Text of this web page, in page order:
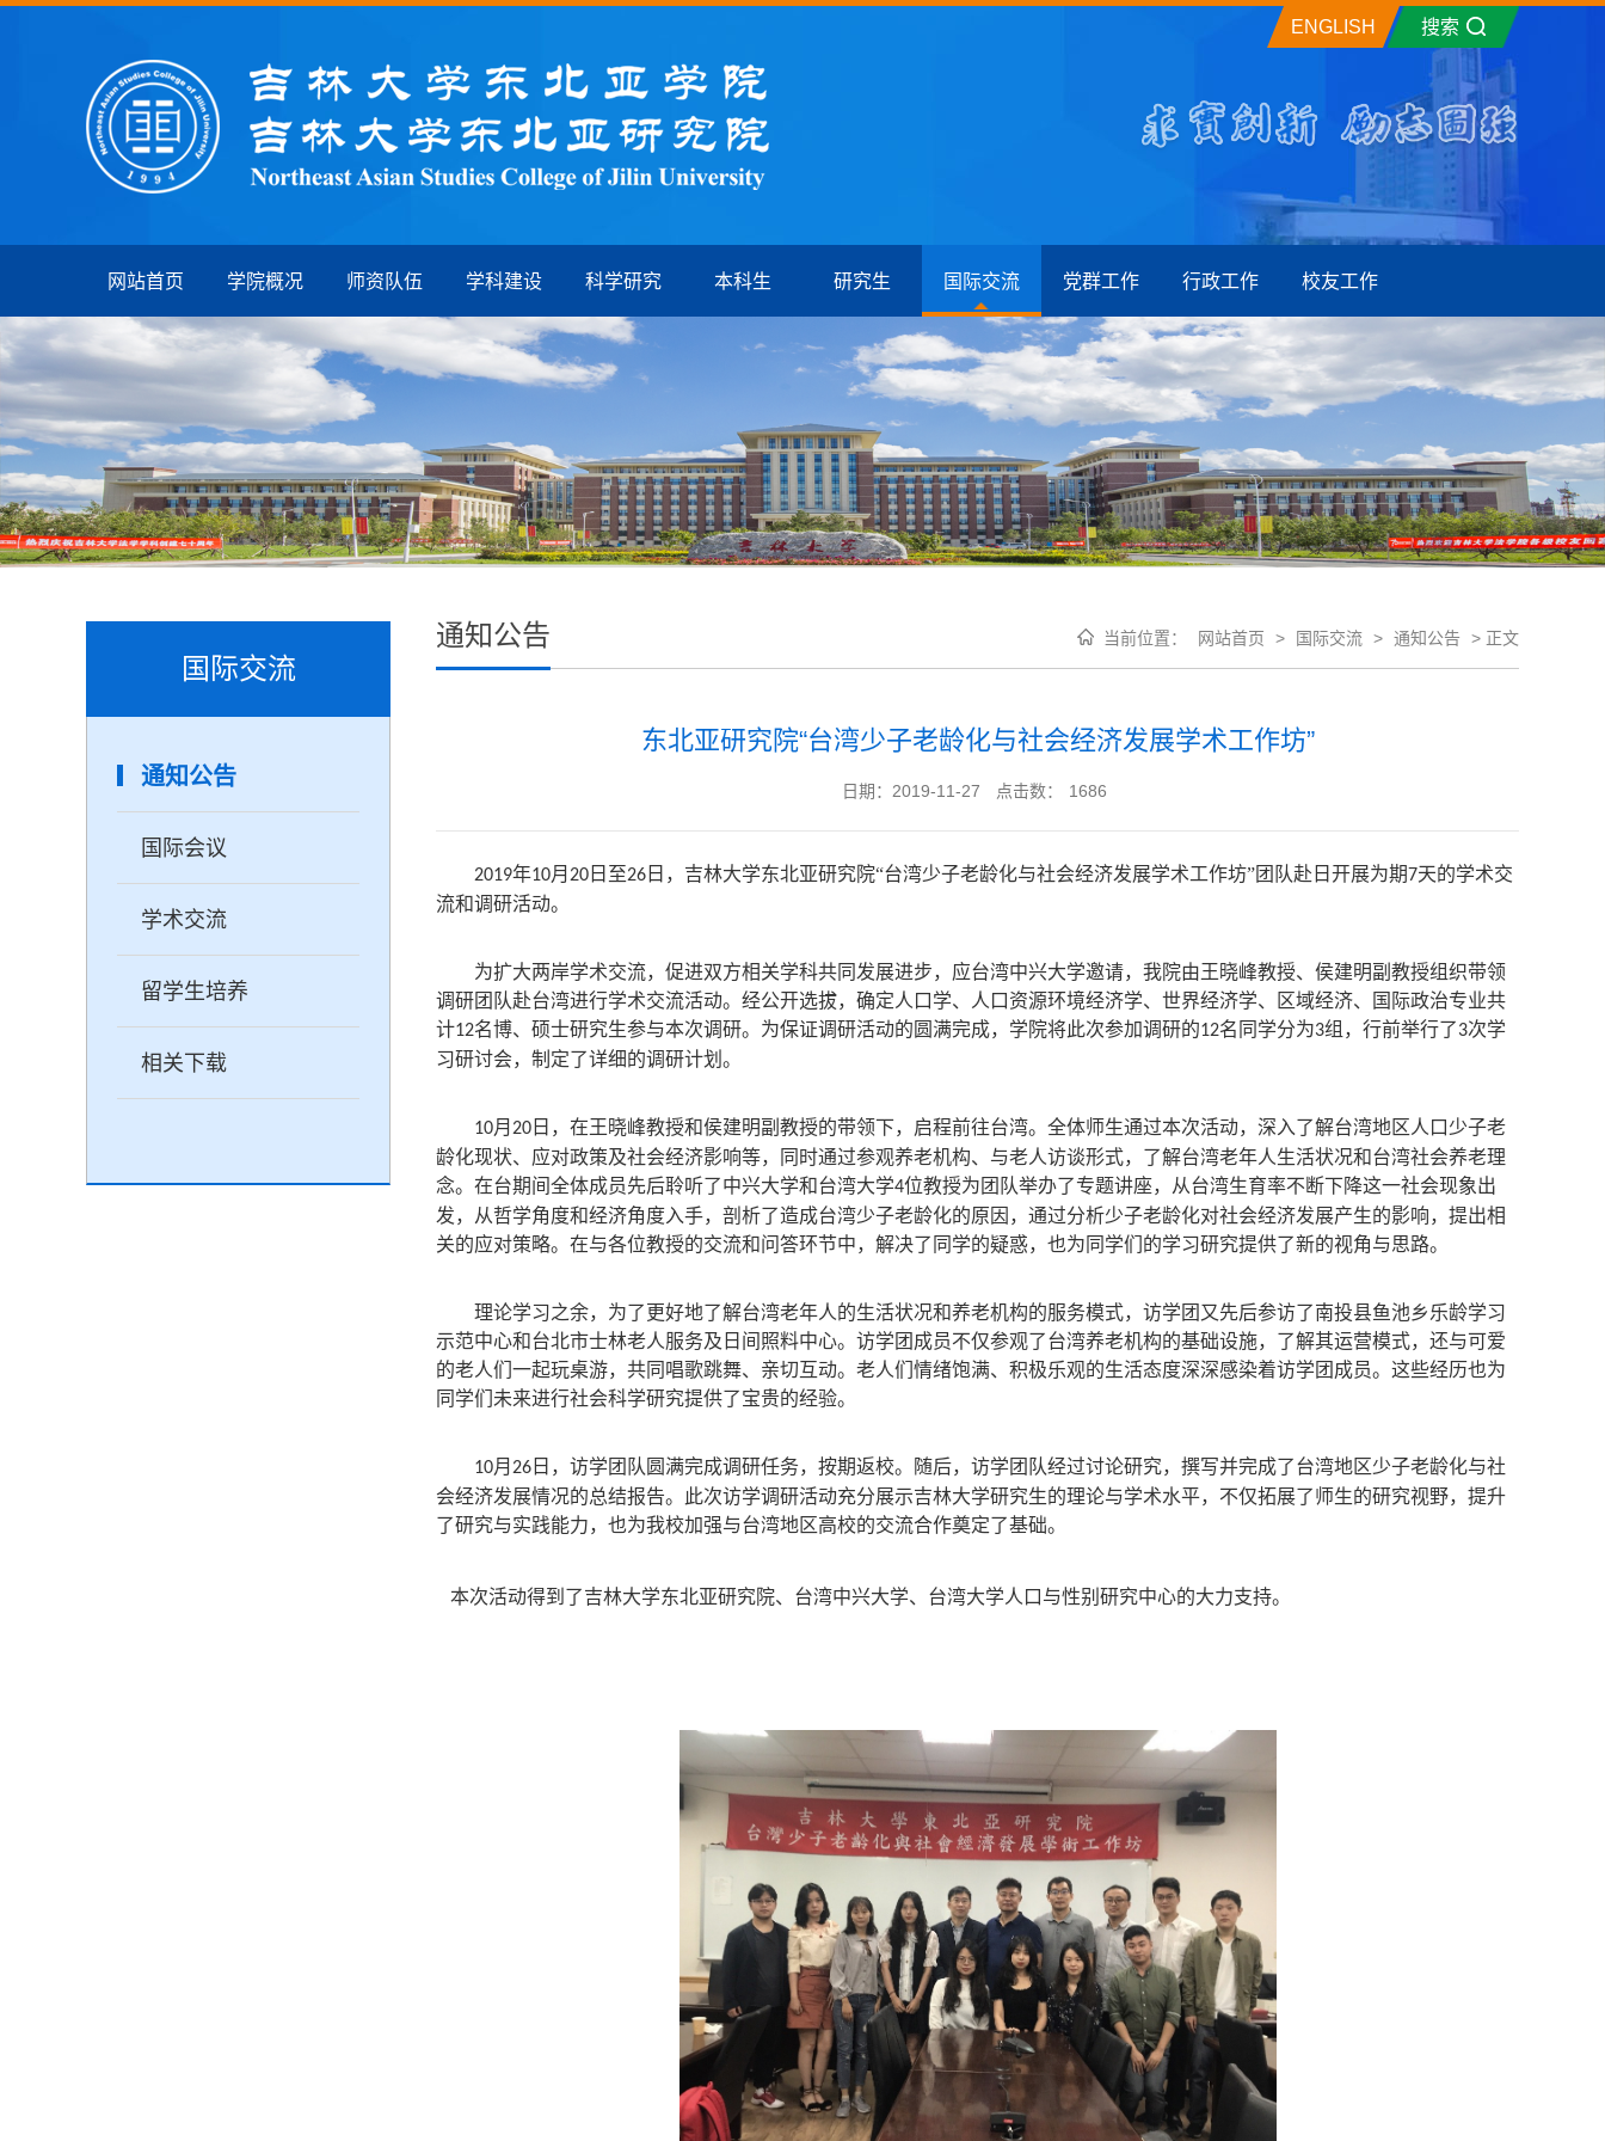
ENGLISH 搜索
网站首页 学院概况 师资队伍 学科建设 科学研究 本科生 研究生 国际交流 党群工作 行政工作 校友工作
国际交流
通知公告
国际会议
学术交流
留学生培养
相关下载
通知公告 当前位置： 网站首页 > 国际交流 > 通知公告 > 正文
东北亚研究院“台湾少子老龄化与社会经济发展学术工作坊”
日期：2019-11-27 点击数： 1686
2019年10月 20 日至26 日，吉林大学东北亚研究院“台湾少子老龄化与社会经济发展学术工作坊”团队赴日开展为期7天的学术交
流和调研活动。
为扩大两岸学术交流，促进双方相关学科共同发展进步，应台湾中兴大学邀请，我院由王晓峰教授、侯建明副教授组织带领
调研团队赴台湾进行学术交流活动。经公开选拔，确定人口学、人口资源环境经济学、世界经济学、区域经济、国际政治专业共
计12名博、硕士研究生参与本次调研。为保证调研活动的圆满完成，学院将此次参加调研的12名同学分为3组，行前举行了3次学
习研讨会，制定了详细的调研计划。
10月 20 日，在王晓峰教授和侯建明副教授的带领下，启程前往台湾。全体师生通过本次活动，深入了解台湾地区人口少子老
龄化现状、应对政策及社会经济影响等，同时通过参观养老机构、与老人访谈形式，了解台湾老年人生活状况和台湾社会养老理
念。在台期间全体成员先后聆听了中兴大学和台湾大学4位教授为团队举办了专题讲座，从台湾生育率不断下降这一社会现象出
发，从哲学角度和经济角度入手，剖析了造成台湾少子老龄化的原因，通过分析少子老龄化对社会经济发展产生的影响，提出相
关的应对策略。在与各位教授的交流和问答环节中，解决了同学的疑惑，也为同学们的学习研究提供了新的视角与思路。
理论学习之余，为了更好地了解台湾老年人的生活状况和养老机构的服务模式，访学团又先后参访了南投县鱼池乡乐龄学习
示范中心和台北市士林老人服务及日间照料中心。访学团成员不仅参观了台湾养老机构的基础设施，了解其运营模式，还与可爱
的老人们一起玩桌游，共同唱歌跳舞、亲切互动。老人们情绪饱满、积极乐观的生活态度深深感染着访学团成员。这些经历也为
同学们未来进行社会科学研究提供了宝贵的经验。
10月 26 日，访学团队圆满完成调研任务，按期返校。随后，访学团队经过讨论研究，撰写并完成了台湾地区少子老龄化与社
会经济发展情况的总结报告。此次访学调研活动充分展示吉林大学研究生的理论与学术水平，不仅拓展了师生的研究视野，提升
了研究与实践能力，也为我校加强与台湾地区高校的交流合作奠定了基础。
本次活动得到了吉林大学东北亚研究院、台湾中兴大学、台湾大学人口与性别研究中心的大力支持。